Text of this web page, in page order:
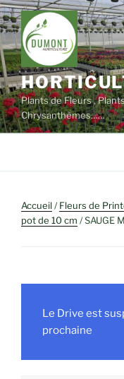
Aller
au
contenu
principal
Plants de Fleurs ,
Chrysanthèmes……
Accueil/Fleurs de
pot de 10 cm / SAUGE
Le Drive est
prochaine